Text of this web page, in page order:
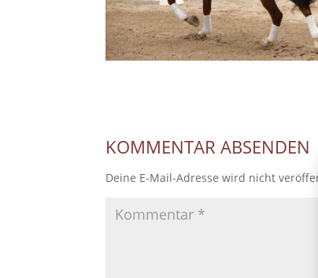
KOMMENTAR ABSENDEN
Deine E-Mail-Adresse wird nicht